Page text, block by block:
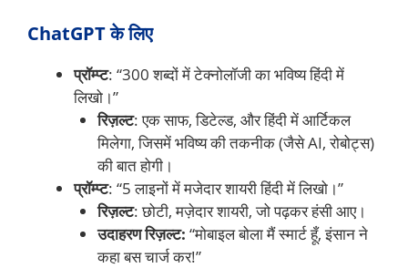
ChatGPT के लिए
प्रॉम्प्ट: “300 शब्दों में टेक्नोलॉजी का भविष्य हिंदी में
लिखो।”
रिज़ल्ट: एक साफ, डिटेल्ड, और हिंदी में आर्टिकल
मिलेगा, जिसमें भविष्य की तकनीक (जैसे AI, रोबोट्स)
की बात होगी।
प्रॉम्प्ट: “5 लाइनों में मजेदार शायरी हिंदी में लिखो।”
रिज़ल्ट: छोटी, मज़ेदार शायरी, जो पढ़कर हंसी आए।
उदाहरण रिज़ल्ट: “मोबाइल बोला मैं स्मार्ट हूँ, इंसान ने
कहा बस चार्ज कर!”